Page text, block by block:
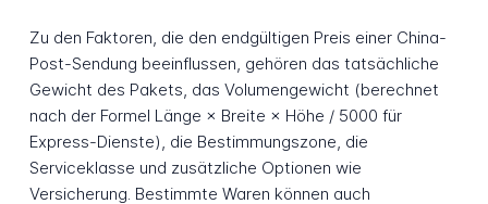
Zu den Faktoren, die den endgültigen Preis einer China-
Post-Sendung beeinflussen, gehören das tatsächliche
Gewicht des Pakets, das Volumengewicht (berechnet
nach der Formel Länge × Breite × Höhe / 5000 für
Express-Dienste), die Bestimmungszone, die
Serviceklasse und zusätzliche Optionen wie
Versicherung. Bestimmte Waren können auch